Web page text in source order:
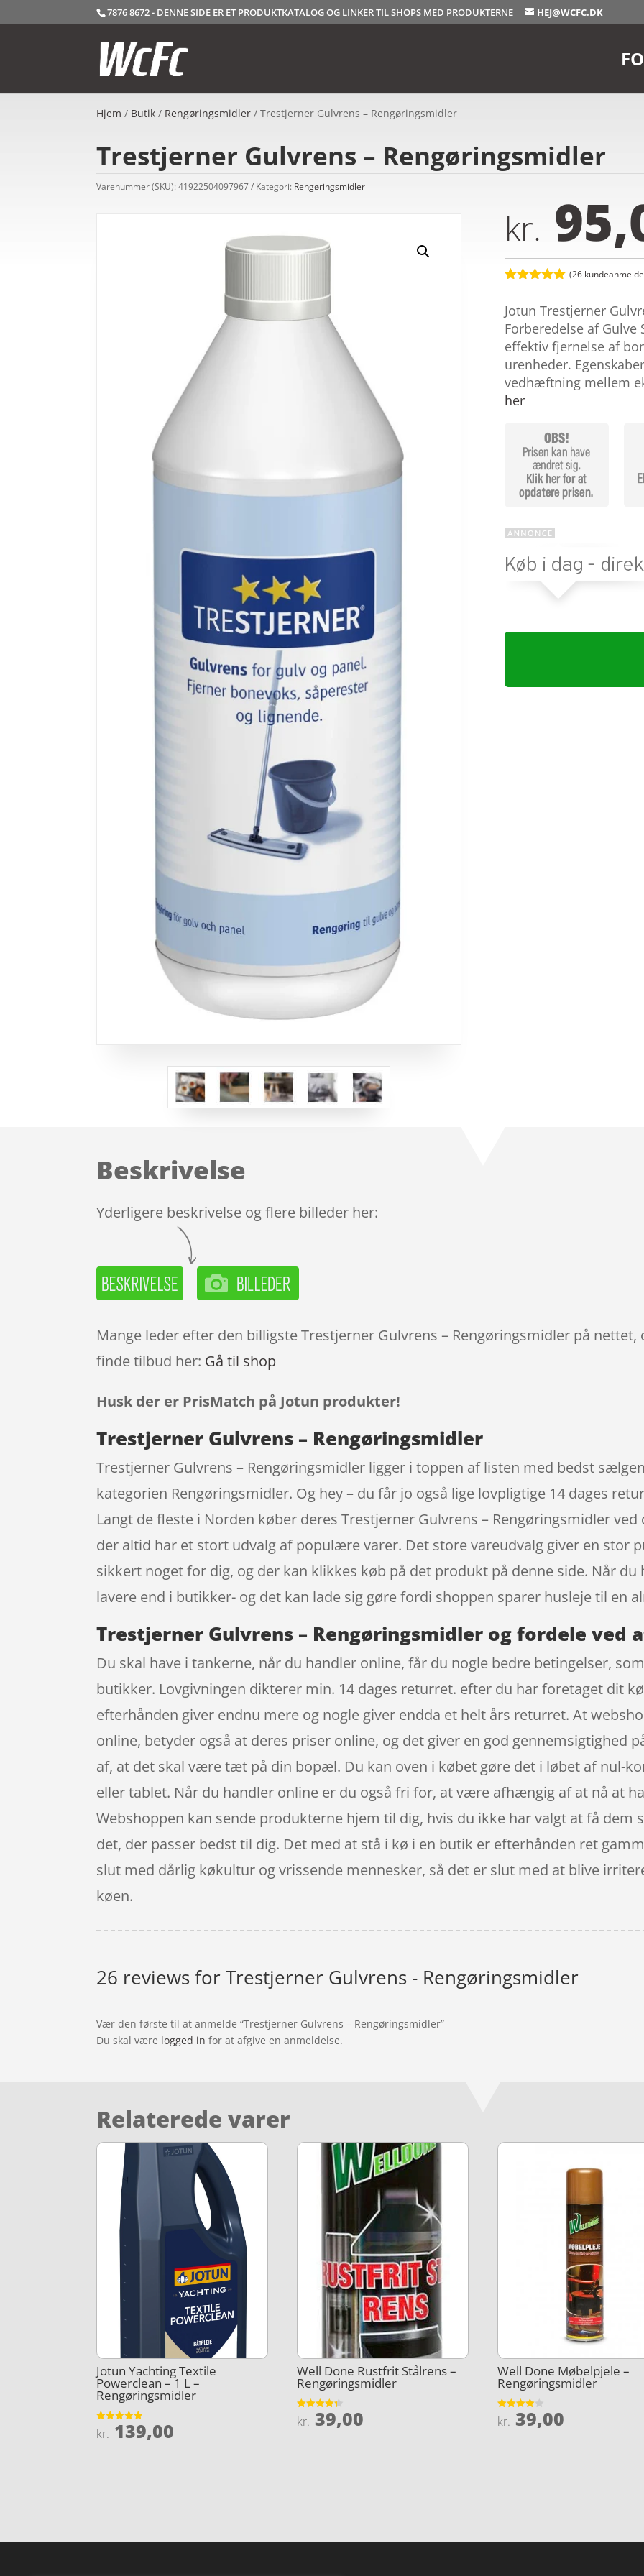
7876 8672 - DENNE SIDE ER ET PRODUKTKATALOG OG LINKER TIL SHOPS MED PRODUKTERNE HEJ@WCFC.DK
Hjem / Butik / Rengøringsmidler / Trestjerner Gulvrens – Rengøringsmidler
Trestjerner Gulvrens – Rengøringsmidler
Varenummer (SKU):41922504097967 Kategori: Rengøringsmidler
kr.
af 5
baseret på
kundebedøm
melser
(26
Jotun Trestjerner
Forberedelse af
effektiv fjernelse af
urenheder.
vedhæftning mellem
her
Beskrivelse
Yderligere beskrivelse og flere billeder her:
Mange leder efter den billigste Trestjerner Gulvrens – Rengøringsmidler på
finde tilbud her: Gå til shop
Husk der er PrisMatch på Jotun produkter!
Trestjerner Gulvrens – Rengøringsmidler
Trestjerner Gulvrens – Rengøringsmidler ligger i toppen af listen med bedst
kategorien Rengøringsmidler. Og hey – du får jo også lige lovpligtige 14 dages
Langt de fleste i Norden køber deres Trestjerner Gulvrens – Rengøringsmidler
der altid har et stort udvalg af populære varer. Det store vareudvalg giver en stor
sikkert noget for dig, og der kan klikkes køb på det produkt på denne side. Når
lavere end i butikker- og det kan lade sig gøre fordi shoppen sparer husleje til en
Trestjerner Gulvrens – Rengøringsmidler og fordele ved
Du skal have i tankerne, når du handler online, får du nogle bedre betingelser,
butikker. Lovgivningen dikterer min. 14 dages returret. efter du har foretaget dit
efterhånden giver endnu mere og nogle giver endda et helt års returret. At
online, betyder også at deres priser online, og det giver en god gennemsigtighed
af, at det skal være tæt på din bopæl. Du kan oven i købet gøre det i løbet af nul-
eller tablet. Når du handler online er du også fri for, at være afhængig af at nå at
Webshoppen kan sende produkterne hjem til dig, hvis du ikke har valgt at få dem
det, der passer bedst til dig. Det med at stå i kø i en butik er efterhånden ret
slut med dårlig køkultur og vrissende mennesker, så det er slut med at blive
køen.
26 reviews forTrestjerner Gulvrens - Rengøringsmidler
Vær den første til at anmelde “Trestjerner Gulvrens – Rengøringsmidler”
Du skal være logged in for at afgive en anmeldelse.
Relaterede varer
Jotun Yachting Textile
Powerclean – 1 L –
Rengøringsmidler
Vurderet
4.8
kr. 139,00
Well Done Rustfrit Stålrens –
Rengøringsmidler
Vurderet
4.3
kr. 39,00
Well Done Møbelpjele –
Rengøringsmidler
Vurderet
4
kr. 39,00